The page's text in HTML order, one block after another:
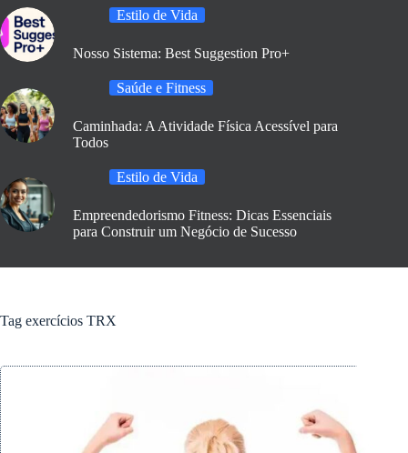
Estilo de Vida
Nosso Sistema: Best Suggestion Pro+
Saúde e Fitness
Caminhada: A Atividade Física Acessível para
Todos
Estilo de Vida
Empreendedorismo Fitness: Dicas Essenciais
para Construir um Negócio de Sucesso
Tag exercícios TRX